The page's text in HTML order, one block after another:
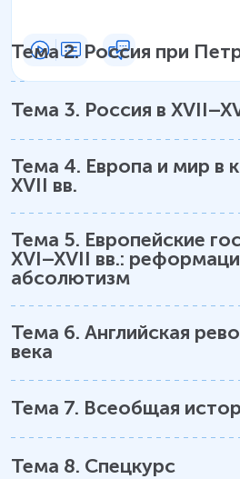
Тема2.Россия при
Тема 3. Россия в
Тема 4. Европа и мир в
XVII вв.
Тема 5. Европейские
XVI–XVII вв.:
абсолютизм
Тема 6. Английская
века
Тема 7. Всеобщая
Тема 8. Спецкурс